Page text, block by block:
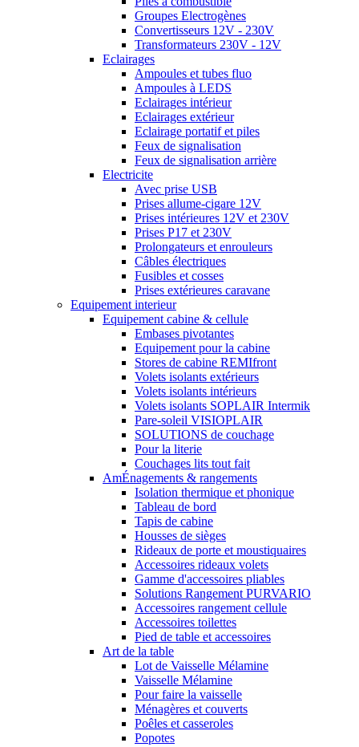
Groupes Electrogènes
Convertisseurs 12V - 230V
Transformateurs 230V - 12V
Eclairages
Ampoules et tubes fluo
Ampoules à LEDS
Eclairages intérieur
Eclairages extérieur
Eclairage portatif et piles
Feux de signalisation
Feux de signalisation arrière
Electricite
Avec prise USB
Prises allume-cigare 12V
Prises intérieures 12V et 230V
Prises P17 et 230V
Prolongateurs et enrouleurs
Câbles électriques
Fusibles et cosses
Prises extérieures caravane
Equipement interieur
Equipement cabine & cellule
Embases pivotantes
Equipement pour la cabine
Stores de cabine REMIfront
Volets isolants extérieurs
Volets isolants intérieurs
Volets isolants SOPLAIR Intermik
Pare-soleil VISIOPLAIR
SOLUTIONS de couchage
Pour la literie
Couchages lits tout fait
AmÉnagements & rangements
Isolation thermique et phonique
Tableau de bord
Tapis de cabine
Housses de sièges
Rideaux de porte et moustiquaires
Accessoires rideaux volets
Gamme d'accessoires pliables
Solutions Rangement PURVARIO
Accessoires rangement cellule
Accessoires toilettes
Pied de table et accessoires
Art de la table
Lot de Vaisselle Mélamine
Vaisselle Mélamine
Pour faire la vaisselle
Ménagères et couverts
Poêles et casseroles
Popotes